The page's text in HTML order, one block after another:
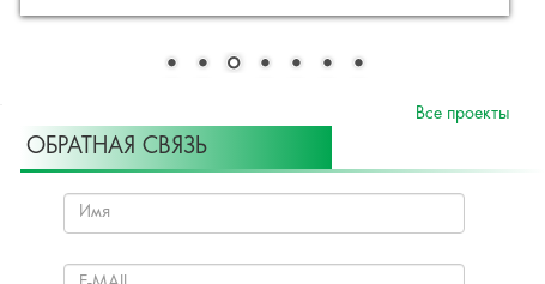
ОБРАТНАЯ СВЯЗЬ